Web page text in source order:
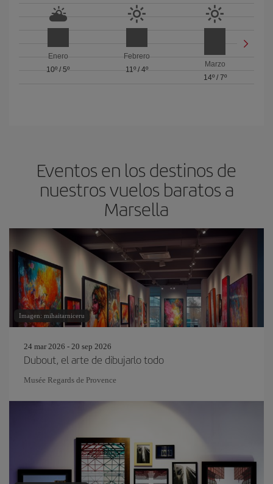
Enero
10º /5º
Febrero
11º/ 4º
Marzo
14º/ 7º
Eventos en los destinos de
nuestros vuelos baratos a
Marsella
Imagen: mihaitarniceru
24 mar 2026 - 20 sep 2026
Dubout, el arte de dibujarlo todo
Musée Regards de Provence